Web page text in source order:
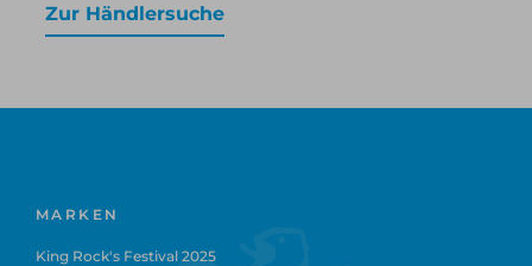
Zur Händlersuche
MARKEN
King Rock's Festival 2025